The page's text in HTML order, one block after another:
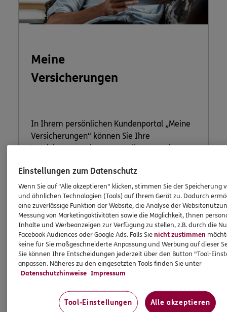
Meine
Versicherungen
In Ihrem persönlichen Kundenportal „Meine
Versicherungen“ können Sie Ihre
Versicherungen bequem online verwalten.
Jetzt informieren
Einstellungen zum Datenschutz
Wenn Sie auf "Alle akzeptieren" klicken, stimmen Sie der Speicherung
und ähnlichen Technologien (Tools) auf Ihrem Gerät zu. Dadurch
eine zuverlässige Funktion der Website, die Analyse der
Messung von Marketingaktivitäten sowie die Möglichkeit, Ihnen
Inhalte und Werbeanzeigen zur Verfügung zu stellen, z.B. durch die
Facebook Audiences oder Google Ads. Falls Sienicht zustimmen
keine für Sie maßgeschneiderte Anpassung und Werbung auf dieser
Sie können Ihre Entscheidungen jederzeit über den Button "Tool-
anpassen. Näheres zu den eingesetzten Tools finden Sie unter
Datenschutzhinweise Impressum
Tool-Einstellungen Alle akzeptieren